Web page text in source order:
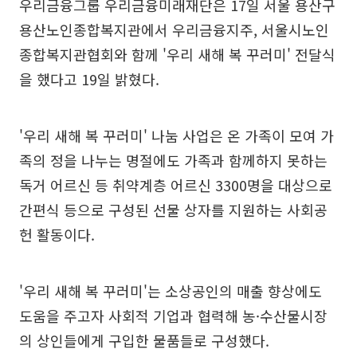
우리금융그룹 우리금융미래재단은 17일 서울 용산구
용산노인종합복지관에서 우리금융지주, 서울시노인
종합복지관협회와 함께 '우리 새해 복 꾸러미' 전달식
을 했다고 19일 밝혔다.
'우리 새해 복 꾸러미' 나눔 사업은 온 가족이 모여 가
족의 정을 나누는 명절에도 가족과 함께하지 못하는
독거 어르신 등 취약계층 어르신 3300명을 대상으로
간편식 등으로 구성된 선물 상자를 지원하는 사회공
헌 활동이다.
'우리 새해 복 꾸러미'는 소상공인의 매출 향상에도
도움을 주고자 사회적 기업과 협력해 농·수산물시장
의 상인들에게 구입한 물품들로 구성했다.